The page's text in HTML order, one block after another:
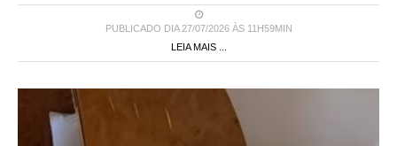
PUBLICADO DIA 27/07/2026 ÀS 11H59MIN
LEIA MAIS ...